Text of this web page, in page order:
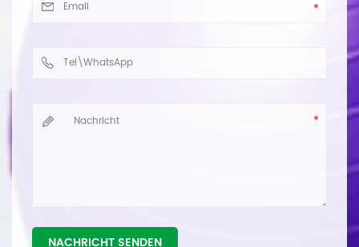
NACHRICHT SENDEN